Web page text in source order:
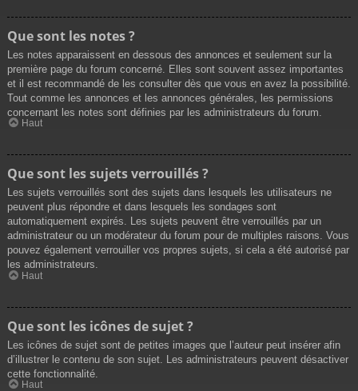
Que sont les notes ?
Les notes apparaissent en dessous des annonces et seulement sur la
première page du forum concerné. Elles sont souvent assez importantes
et il est recommandé de les consulter dès que vous en avez la possibilité.
Tout comme les annonces et les annonces générales, les permissions
concernant les notes sont définies par les administrateurs du forum.
Haut
Que sont les sujets verrouillés ?
Les sujets verrouillés sont des sujets dans lesquels les utilisateurs ne
peuvent plus répondre et dans lesquels les sondages sont
automatiquement expirés. Les sujets peuvent être verrouillés par un
administrateur ou un modérateur du forum pour de multiples raisons. Vous
pouvez également verrouiller vos propres sujets, si cela a été autorisé par
les administrateurs.
Haut
Que sont les icônes de sujet ?
Les icônes de sujet sont de petites images que l’auteur peut insérer afin
d’illustrer le contenu de son sujet. Les administrateurs peuvent désactiver
cette fonctionnalité.
Haut